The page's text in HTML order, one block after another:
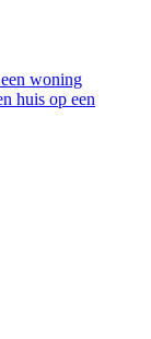
woning
huis op een